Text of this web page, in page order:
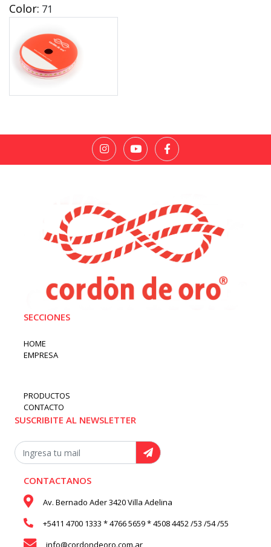
Color: 71
SECCIONES
HOME
EMPRESA
PRODUCTOS
CONTACTO
SUSCRIBITE AL NEWSLETTER
CONTACTANOS
Av. Bernado Ader 3420 Villa Adelina
+5411 4700 1333 * 4766 5659 * 4508 4452 /53 /54 /55
info@cordondeoro.com.ar